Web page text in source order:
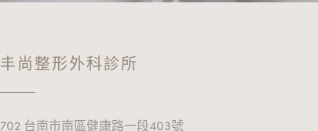
丰尚整形外科診所
702 台南市南區健康路一段403號